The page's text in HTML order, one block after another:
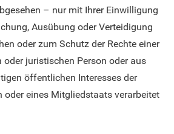
– nur mit Ihrer Einwilligung
Ausübung oder Verteidigung
oder zum Schutz der Rechte einer
oder juristischen Person oder aus
öffentlichen Interesses der
oder eines Mitgliedstaats verarbeitet